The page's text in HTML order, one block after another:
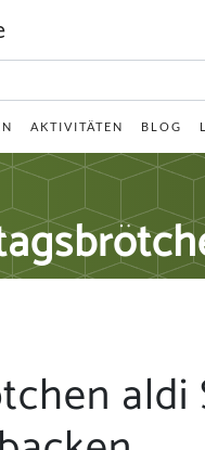
AKTIVITÄTEN BLOG
aldi